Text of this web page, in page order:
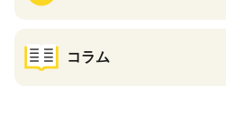
コラム